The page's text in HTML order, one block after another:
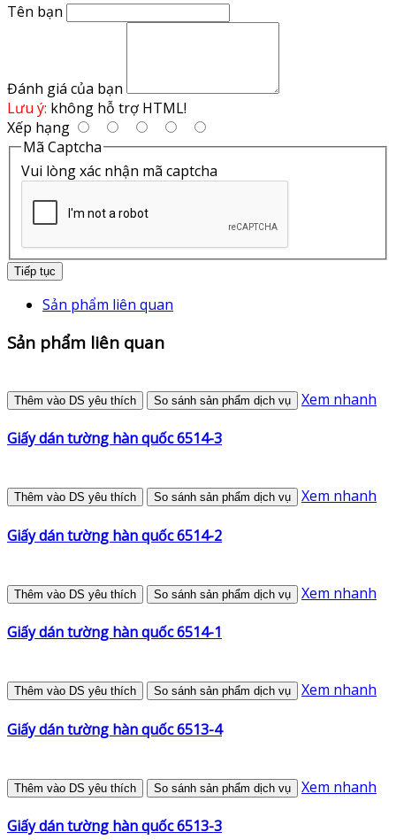
Tên bạn
Đánh giá của bạn
Lưu ý: không hỗ trợ HTML!
Xếp hạng
Mã Captcha
Vui lòng xác nhận mã captcha
Tiếp tục
Sản phẩm liên quan
Sản phẩm liên quan
Thêm vào DS yêu thích So sánh sản phẩm dịch vụ Xem nhanh
Giấy dán tường hàn quốc 6514-3
Thêm vào DS yêu thích So sánh sản phẩm dịch vụ Xem nhanh
Giấy dán tường hàn quốc 6514-2
Thêm vào DS yêu thích So sánh sản phẩm dịch vụ Xem nhanh
Giấy dán tường hàn quốc 6514-1
Thêm vào DS yêu thích So sánh sản phẩm dịch vụ Xem nhanh
Giấy dán tường hàn quốc 6513-4
Thêm vào DS yêu thích So sánh sản phẩm dịch vụ Xem nhanh
Giấy dán tường hàn quốc 6513-3